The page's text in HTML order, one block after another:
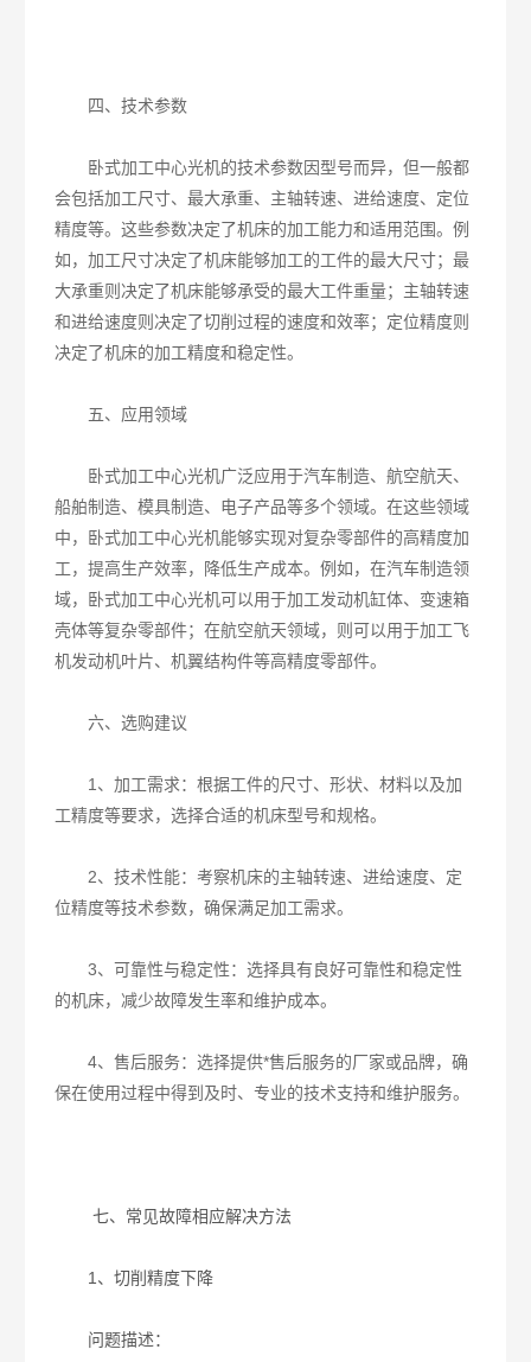
四、技术参数
卧式加工中心光机的技术参数因型号而异，但一般都
会包括加工尺寸、最大承重、主轴转速、进给速度、定位
精度等。这些参数决定了机床的加工能力和适用范围。例
如，加工尺寸决定了机床能够加工的工件的最大尺寸；最
大承重则决定了机床能够承受的最大工件重量；主轴转速
和进给速度则决定了切削过程的速度和效率；定位精度则
决定了机床的加工精度和稳定性。
五、应用领域
卧式加工中心光机广泛应用于汽车制造、航空航天、
船舶制造、模具制造、电子产品等多个领域。在这些领域
中，卧式加工中心光机能够实现对复杂零部件的高精度加
工，提高生产效率，降低生产成本。例如，在汽车制造领
域，卧式加工中心光机可以用于加工发动机缸体、变速箱
壳体等复杂零部件；在航空航天领域，则可以用于加工飞
机发动机叶片、机翼结构件等高精度零部件。
六、选购建议
1、加工需求：根据工件的尺寸、形状、材料以及加
工精度等要求，选择合适的机床型号和规格。
2、技术性能：考察机床的主轴转速、进给速度、定
位精度等技术参数，确保满足加工需求。
3、可靠性与稳定性：选择具有良好可靠性和稳定性
的机床，减少故障发生率和维护成本。
4、售后服务：选择提供*售后服务的厂家或品牌，确
保在使用过程中得到及时、专业的技术支持和维护服务。
七、常见故障相应解决方法
1、切削精度下降
问题描述：